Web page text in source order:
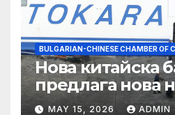
BULGARIAN-CHINESE CHAMBER OF
Нова китайска
предлага нова
съхранение на
MAY 15, 2026 ADMIN